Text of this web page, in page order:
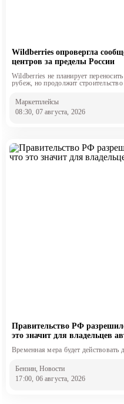
Wildberries опровергла
центров за пределы России
Wildberries не планирует
рубеж, но продолжит
Маркетплейсы
08:30, 07 августа, 2026
Правительство РФ
это значит для владельцев
Временная мера будет
Бензин, Новости
17:00, 06 августа, 2026